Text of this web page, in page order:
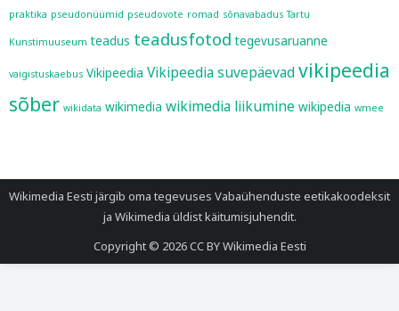
praktika pseudonüümid pseudovote romad sõnavabadus Tartu
Kunstimuuseum teadus teadusfotod tegevusaruanne
vaigistuskaebus Vikipeedia Vikipeedia suvepäevadvikipeedia
sõber wikidata wikimedia wikimedia liikumine wikipedia wmee
Wikimedia Eesti järgib oma tegevuses Vabaühenduste eetikakoodeksit
ja Wikimedia üldist käitumisjuhendit.
Copyright © 2026CC BY Wikimedia Eesti